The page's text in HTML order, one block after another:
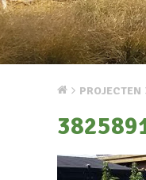
PROJECTEN